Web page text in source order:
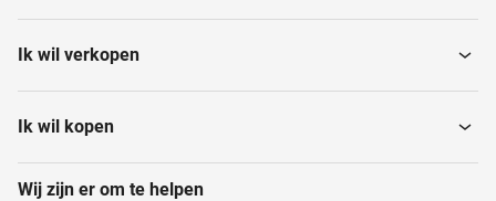
Ik wil verkopen
Ik wil kopen
Wij zijn er om te helpen